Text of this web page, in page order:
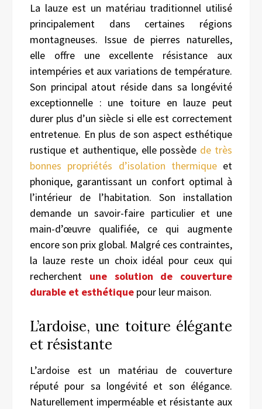
La lauze est un matériau traditionnel utilisé
principalement dans certaines régions
montagneuses. Issue de pierres naturelles,
elle offre une excellente résistance aux
intempéries et aux variations de température.
Son principal atout réside dans sa longévité
exceptionnelle : une toiture en lauze peut
durer plus d’un siècle si elle est correctement
entretenue. En plus de son aspect esthétique
rustique et authentique, elle possède de très
bonnes propriétés d’isolation thermiqueet
phonique, garantissant un confort optimal à
l’intérieur de l’habitation. Son installation
demande un savoir-faire particulier et une
main-d’œuvre qualifiée, ce qui augmente
encore son prix global. Malgré ces contraintes,
la lauze reste un choix idéal pour ceux qui
recherchent une solution de couverture
durable et esthétique pour leur maison.
L’ardoise, une toiture élégante
et résistante
L’ardoise est un matériau de couverture
réputé pour sa longévité et son élégance.
Naturellement imperméable et résistante aux